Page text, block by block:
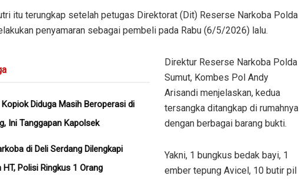
itu terungkap setelah petugas Direktorat (Dit) Reserse Narkoba Polda
penyamaran sebagai pembeli pada Rabu (6/5/2026) lalu.
Diduga Masih Beroperasi di
Ini Tanggapan Kapolsek
di Deli Serdang Dilengkapi
HT, Polisi Ringkus 1 Orang
Direktur Reserse Narkoba Polda
Sumut, Kombes Pol Andy
Arisandi menjelaskan, kedua
tersangka ditangkap di rumahnya
dengan berbagai barang bukti.
Yakni, 1 bungkus bedak bayi, 1
ember tepung Avicel, 10 butir pil